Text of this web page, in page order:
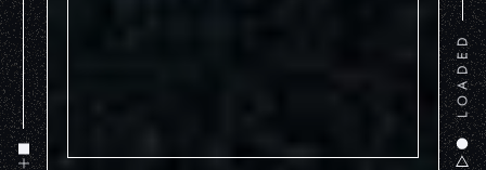
LOADED